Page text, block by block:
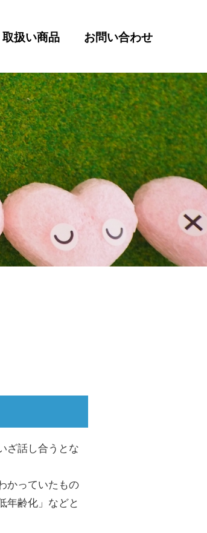
取扱い商品 お問い合わせ
ざ話し合うとな
かっていたもの
年齢化」などと